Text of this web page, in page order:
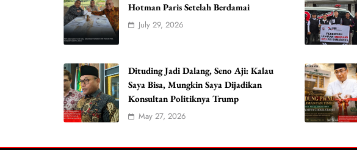
Hotman Paris Setelah Berdamai
July 29, 2026
Dituding Jadi Dalang, Seno Aji: Kalau
Saya Bisa, Mungkin Saya Dijadikan
Konsultan Politiknya Trump
May 27, 2026